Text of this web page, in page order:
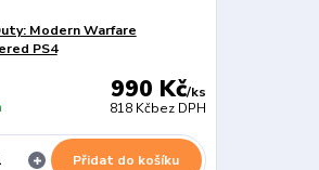
Modern Warfare
PS4
990 Kč/ks
818 Kčbez DPH
Přidat do košíku